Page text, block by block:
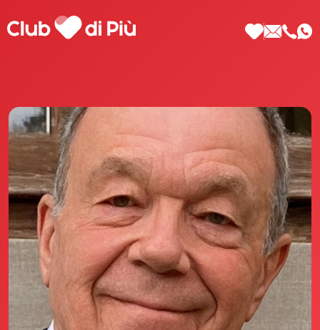
Scopri Club di Più
Le testimonianze Club di Più
La fondatrice Valeria Pilla
Annunci Donne
Agenzia matrimoniale Club di Più
Love Notebook
Il libro Donna di Cuori